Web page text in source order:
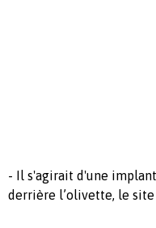
- Il s'agirait d'une
derrière l’olivette, le